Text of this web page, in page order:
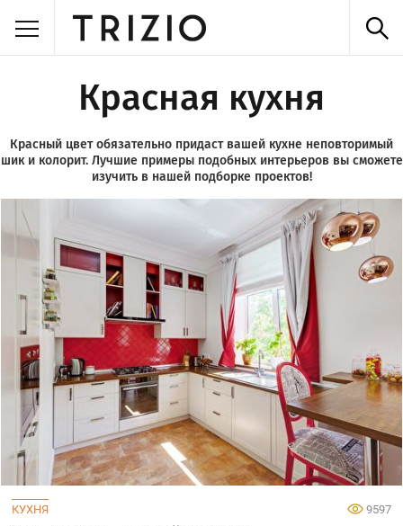
Красная кухня
Красный цвет обязательно придаст вашей кухне неповторимый
шик и колорит. Лучшие примеры подобных интерьеров вы сможете
изучить в нашей подборке проектов!
КУХНЯ 9597